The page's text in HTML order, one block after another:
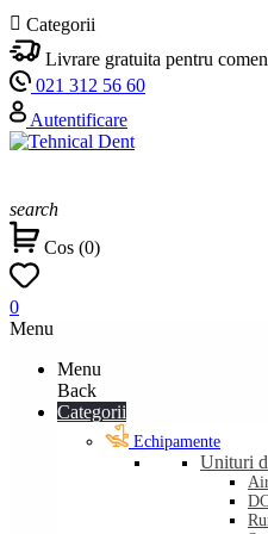
 Categorii
Livrare gratuita pentru
021 312 56 60
Autentificare
search
Cos (0)
0
Menu
Menu
Back
Categorii
Echipamente
Unituri